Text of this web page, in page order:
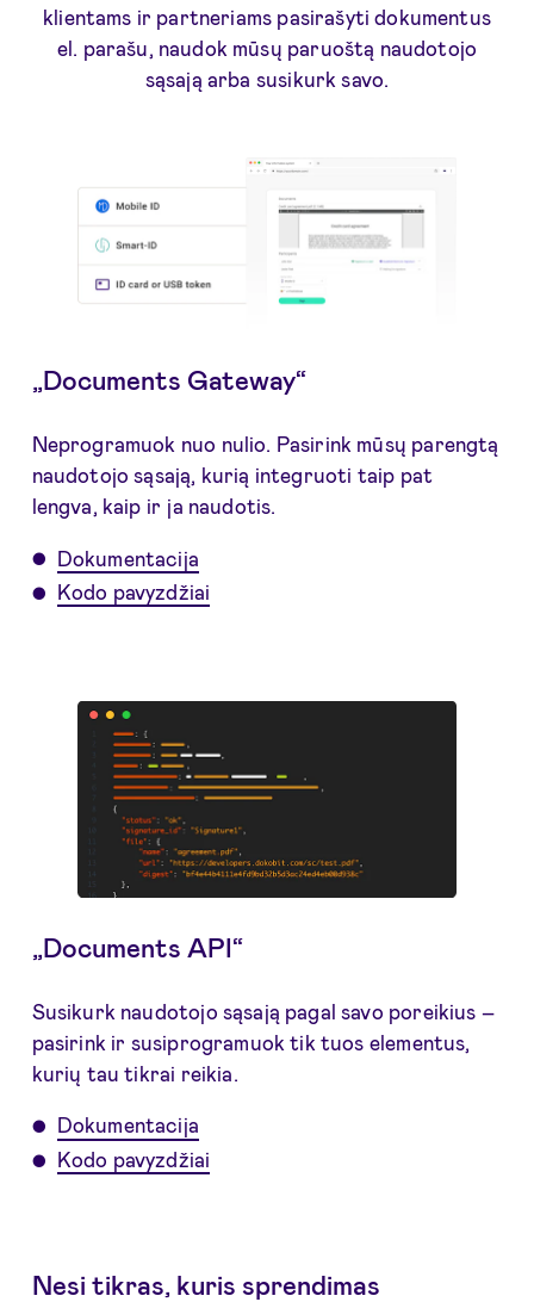
klientams ir partneriams pasirašyti dokumentus
el. parašu, naudok mūsų paruoštą naudotojo
sąsają arba susikurk savo.
„Documents Gateway“
Neprogramuok nuo nulio. Pasirink mūsų parengtą
naudotojo sąsają, kurią integruoti taip pat
lengva, kaip ir ja naudotis.
Dokumentacija
Kodo pavyzdžiai
„Documents API“
Susikurk naudotojo sąsają pagal savo poreikius –
pasirink ir susiprogramuok tik tuos elementus,
kurių tau tikrai reikia.
Dokumentacija
Kodo pavyzdžiai
Nesi tikras, kuris sprendimas